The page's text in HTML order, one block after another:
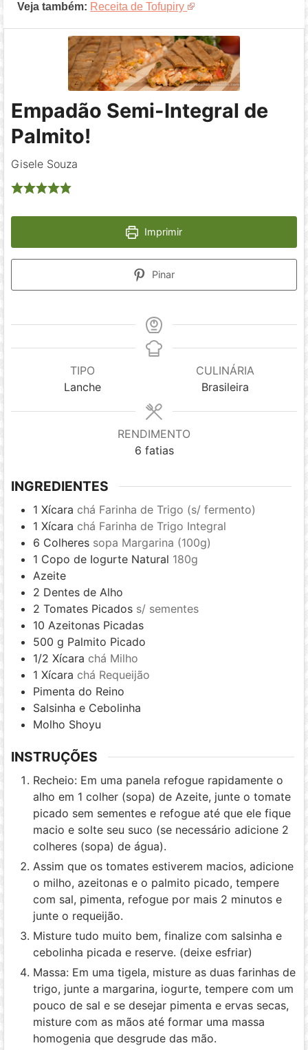
Veja também: Receita de Tofupiry
Empadão Semi-Integral de
Palmito!
Gisele Souza
Imprimir
Pinar
TIPO
Lanche
CULINÁRIA
Brasileira
RENDIMENTO
6 fatias
INGREDIENTES
1 Xícara chá Farinha de Trigo (s/ fermento)
1 Xícara chá Farinha de Trigo Integral
6 Colheres sopa Margarina (100g)
1 Copo de Iogurte Natural 180g
Azeite
2 Dentes de Alho
2 Tomates Picados s/ sementes
10 Azeitonas Picadas
500 g Palmito Picado
1/2 Xícara chá Milho
1 Xícara chá Requeijão
Pimenta do Reino
Salsinha e Cebolinha
Molho Shoyu
INSTRUÇÕES
Recheio: Em uma panela refogue rapidamente o
alho em 1 colher (sopa) de Azeite, junte o tomate
picado sem sementes e refogue até que ele fique
macio e solte seu suco (se necessário adicione 2
colheres (sopa) de água).
Assim que os tomates estiverem macios, adicione
o milho, azeitonas e o palmito picado, tempere
com sal, pimenta, refogue por mais 2 minutos e
junte o requeijão.
Misture tudo muito bem, finalize com salsinha e
cebolinha picada e reserve. (deixe esfriar)
Massa: Em uma tigela, misture as duas farinhas de
trigo, junte a margarina, iogurte, tempere com um
pouco de sal e se desejar pimenta e ervas secas,
misture com as mãos até formar uma massa
homogenia que desgrude das mão.